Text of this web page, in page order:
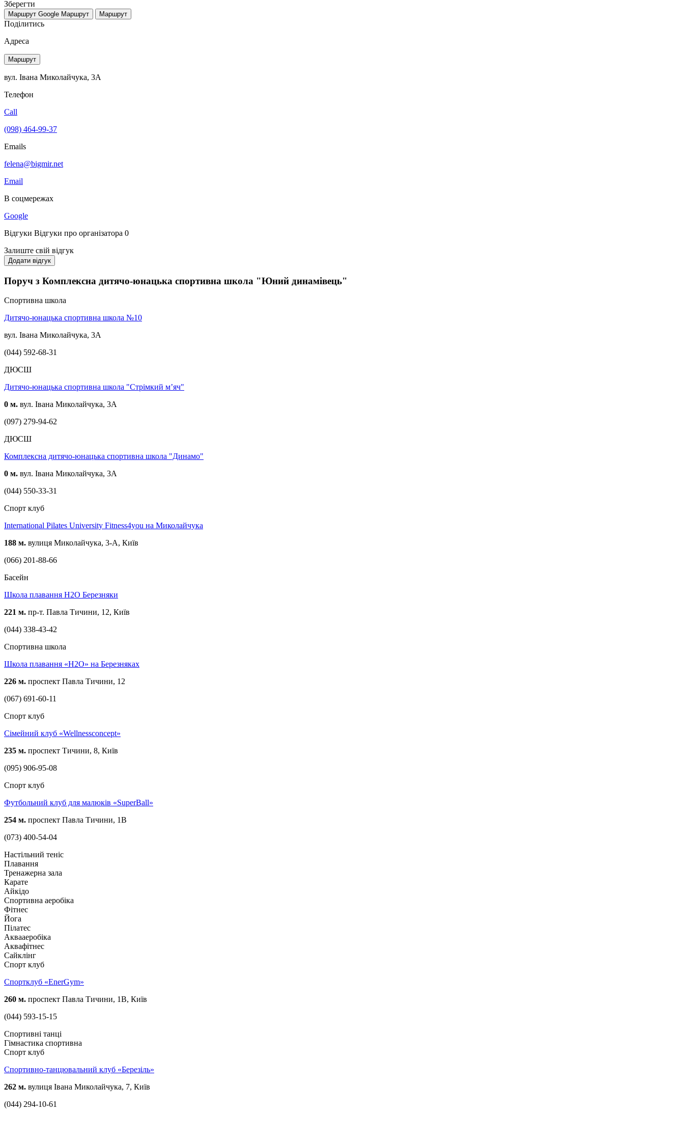
Зберегти
Маршрут Google Маршрут Маршрут
Поділитись
Адреса
Маршрут
вул. Івана Миколайчука, 3А
Телефон
Call
(098) 464-99-37
Emails
felena@bigmir.net
Email
В соцмережах
Google
Відгуки Відгуки про організатора 0
Залиште свій відгук
Додати відгук
Поруч з Комплексна дитячо-юнацька спортивна школа "Юний динамівець"
Спортивна школа
Дитячо-юнацька спортивна школа №10
вул. Івана Миколайчука, 3А
(044) 592-68-31
ДЮСШ
Дитячо-юнацька спортивна школа "Стрімкий м’яч"
0 м. вул. Івана Миколайчука, 3А
(097) 279-94-62
ДЮСШ
Комплексна дитячо-юнацька спортивна школа "Динамо"
0 м. вул. Івана Миколайчука, 3А
(044) 550-33-31
Спорт клуб
International Pilates University Fitness4you на Миколайчука
188 м. вулиця Миколайчука, 3-А, Київ
(066) 201-88-66
Басейн
Школа плавання H2O Березняки
221 м. пр-т. Павла Тичини, 12, Київ
(044) 338-43-42
Спортивна школа
Школа плавання «H2O» на Березняках
226 м. проспект Павла Тичини, 12
(067) 691-60-11
Спорт клуб
Сімейний клуб «Wellnessconcept»
235 м. проспект Тичини, 8, Київ
(095) 906-95-08
Спорт клуб
Футбольний клуб для малюків «SuperBall»
254 м. проспект Павла Тичини, 1В
(073) 400-54-04
Настільний теніс
Плавання
Тренажерна зала
Карате
Айкідо
Спортивна аеробіка
Фітнес
Йога
Пілатес
Аквааеробіка
Аквафітнес
Сайклінг
Спорт клуб
Спортклуб «EnerGym»
260 м. проспект Павла Тичини, 1В, Київ
(044) 593-15-15
Спортивні танці
Гімнастика спортивна
Спорт клуб
Спортивно-танцювальний клуб «Березіль»
262 м. вулиця Івана Миколайчука, 7, Київ
(044) 294-10-61